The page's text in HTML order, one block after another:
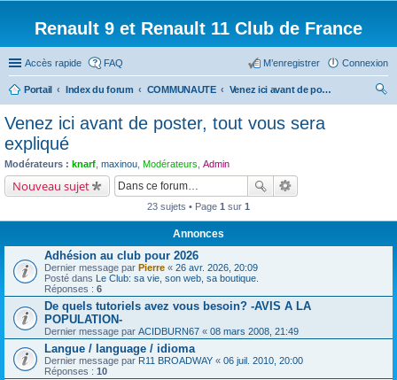
Renault 9 et Renault 11 Club de France
Accès rapide FAQ Connexion
M’enregistrer
Portail Index du forum COMMUNAUTE
Venez ici avant de poster, tout vous sera expliqué
Venez ici avant de poster, tout vous sera
expliqué
Modérateurs : knarf maxinou Modérateurs Admin
Nouveau sujet
23 sujets • Page 1 sur 1
Annonces
Adhésion au club pour 2026
Dernier message par Pierre « 26 avr. 2026, 20:09
Posté dans Le Club: sa vie, son web, sa boutique.
Réponses : 6
De quels tutoriels avez vous besoin? -AVIS A LA
POPULATION-
Dernier message par ACIDBURN67 « 08 mars 2008, 21:49
Langue / language / idioma
Dernier message par R11 BROADWAY « 06 juil. 2010, 20:00
Réponses : 10